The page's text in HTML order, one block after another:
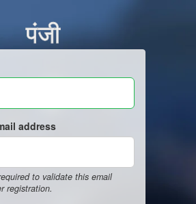
पंजी
address
to validate this email
registration.